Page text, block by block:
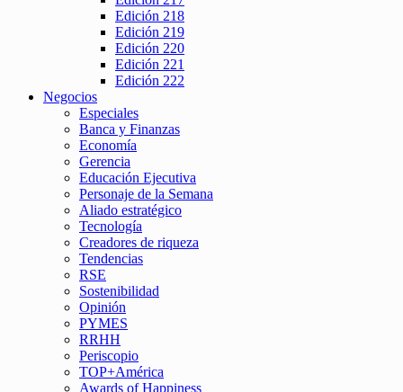
Edición 218
Edición 219
Edición 220
Edición 221
Edición 222
Negocios
Especiales
Banca y Finanzas
Economía
Gerencia
Educación Ejecutiva
Personaje de la Semana
Aliado estratégico
Tecnología
Creadores de riqueza
Tendencias
RSE
Sostenibilidad
Opinión
PYMES
RRHH
Periscopio
TOP+América
Awards of Happiness